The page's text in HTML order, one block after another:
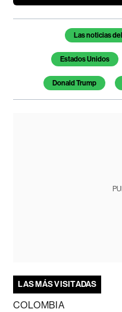
Temas de este artículo
Las noticias
Estados Unidos
Donald Trump
LAS MÁS VISITADAS
COLOMBIA